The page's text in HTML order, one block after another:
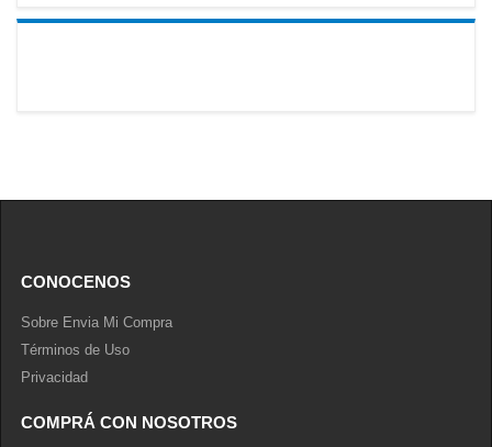
CONOCENOS
Sobre Envia Mi Compra
Términos de Uso
Privacidad
COMPRÁ CON NOSOTROS